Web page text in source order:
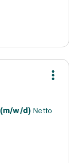
w/d) Netto